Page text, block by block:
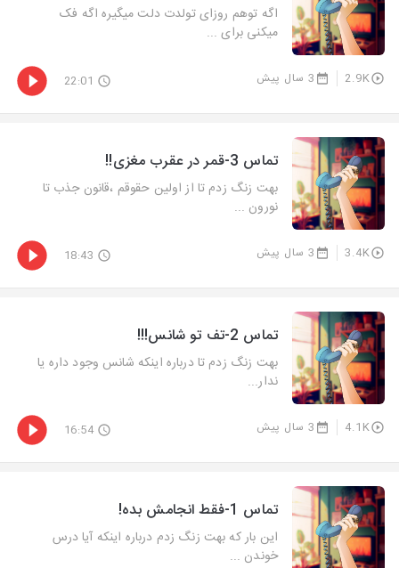
اگه توهم روزای تولدت دلت میگیره اگه فک
میکنی برای ...
2.9K 3 سال پیش 22:01
تماس 3-قمر در عقرب مغزی!!
بهت زنگ زدم تا از اولین حقوقم ،قانون جذب تا
نورون ...
3.4K 3 سال پیش 18:43
تماس 2-تف تو شانس!!!
بهت زنگ زدم تا درباره اینکه شانس وجود داره یا
ندار...
4.1K 3 سال پیش 16:54
تماس 1-فقط انجامش بده!
این بار که بهت زنگ زدم درباره اینکه آیا درس
خوندن ...